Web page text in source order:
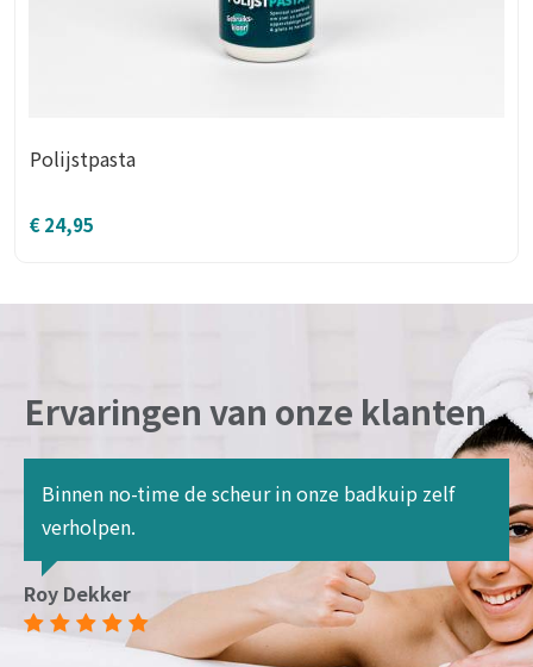
Polijstpasta
€24,95
Ervaringen van onze klanten
Binnen no-time de scheur in onze badkuip zelf
verholpen.
Roy Dekker